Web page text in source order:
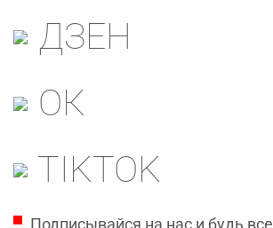
ДЗЕН
ОК
TIKTOK
Подписывайся на нас и будь